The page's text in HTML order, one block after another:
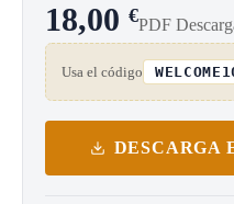
18,00 €PDF
Usa el código
DESCARGA